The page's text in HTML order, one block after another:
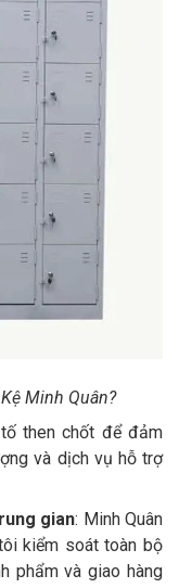
Minh Quân?
then chốt để đảm
và dịch vụ hỗ trợ
gian: Minh Quân
kiểm soát toàn bộ
phẩm và giao hàng